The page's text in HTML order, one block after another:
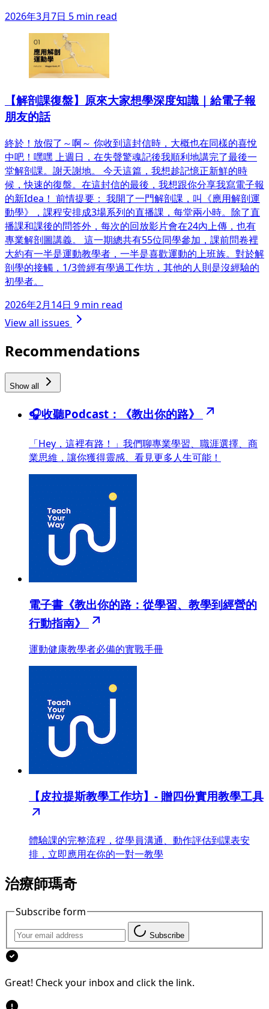
2026年3月7日 5 min read
【解剖課復盤】原來大家想學深度知識｜給電子報
朋友的話
終於！放假了～啊～ 你收到這封信時，大概也在同樣的喜悅
中吧！嘿嘿 上週日，在失聲驚魂記後我順利地講完了最後一
堂解剖課。謝天謝地。 今天這篇，我想趁記憶正新鮮的時
候，快速的復盤。在這封信的最後，我想跟你分享我寫電子報
的新Idea！ 前情提要： 我開了一門解剖課，叫《應用解剖運
動學》，課程安排成3場系列的直播課，每堂兩小時。除了直
播課和課後的問答外，每次的回放影片會在24內上傳，也有
專業解剖圖講義。 這一期總共有55位同學參加，課前問卷裡
大約有一半是運動教學者，一半是喜歡運動的上班族。對於解
剖學的接觸，1/3曾經有學過工作坊，其他的人則是沒經驗的
初學者。
2026年2月14日 9 min read
View all issues
Recommendations
Show all
🎧收聽Podcast：《教出你的路》
「Hey，這裡有路！」我們聊專業學習、職涯選擇、商
業思維，讓你獲得靈感、看見更多人生可能！
電子書《教出你的路：從學習、教學到經營的
行動指南》
運動健康教學者必備的實戰手冊
【皮拉提斯教學工作坊】- 贈四份實用教學工具
體驗課的完整流程，從學員溝通、動作評估到課表安
排，立即應用在你的一對一教學
治療師瑪奇
Subscribe form
Subscribe
Great! Check your inbox and click the link.